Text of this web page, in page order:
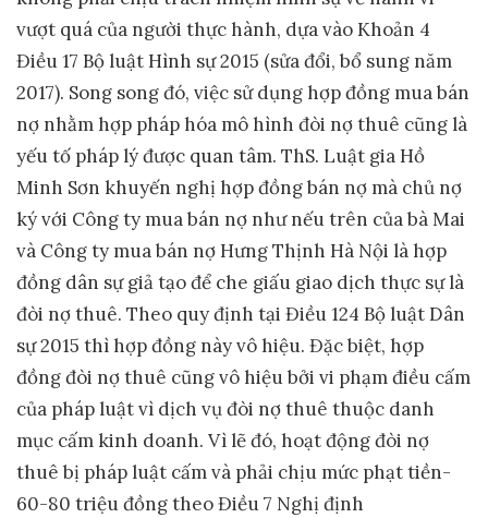
vượt quá của người thực hành, dựa vào Khoản 4
Điều 17 Bộ luật Hình sự 2015 (sửa đổi, bổ sung năm
2017). Song song đó, việc sử dụng hợp đồng mua bán
nợ nhằm hợp pháp hóa mô hình đòi nợ thuê cũng là
yếu tố pháp lý được quan tâm. ThS. Luật gia Hồ
Minh Sơn khuyến nghị hợp đồng bán nợ mà chủ nợ
ký với Công ty mua bán nợ như nếu trên của bà Mai
và Công ty mua bán nợ Hưng Thịnh Hà Nội là hợp
đồng dân sự giả tạo để che giấu giao dịch thực sự là
đòi nợ thuê. Theo quy định tại Điều 124 Bộ luật Dân
sự 2015 thì hợp đồng này vô hiệu. Đặc biệt, hợp
đồng đòi nợ thuê cũng vô hiệu bởi vi phạm điều cấm
của pháp luật vì dịch vụ đòi nợ thuê thuộc danh
mục cấm kinh doanh. Vì lẽ đó, hoạt động đòi nợ
thuê bị pháp luật cấm và phải chịu mức phạt tiền-
60-80 triệu đồng theo Điều 7 Nghị định